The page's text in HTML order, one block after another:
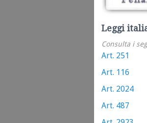
Leggi
Consulta i
Art. 251
Art. 116
Art. 2024
Art. 487